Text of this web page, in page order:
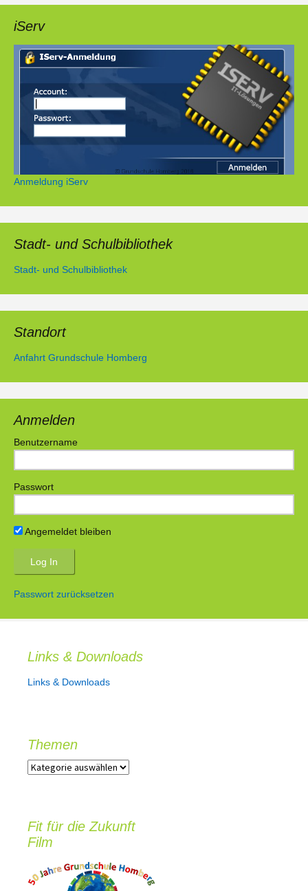
iServ
Anmeldung iServ
Stadt- und Schulbibliothek
Stadt- und Schulbibliothek
Standort
Anfahrt Grundschule Homberg
Anmelden
Benutzername
Passwort
Angemeldet bleiben
Passwort zurücksetzen
Links & Downloads
Links & Downloads
Themen
T
e
n
Fit für die Zukunft
Film